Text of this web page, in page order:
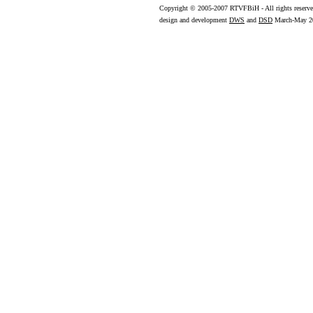
Copyright © 2005-2007 RTVFBiH - All rights
design and development DWS and DSD March-May